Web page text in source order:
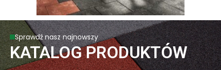
Sprawdź nasz najnowszy
KATALOG PRODUKTÓW